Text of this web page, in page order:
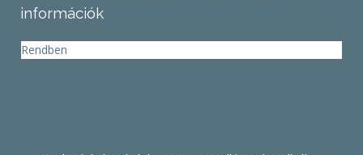
információk
Rendben